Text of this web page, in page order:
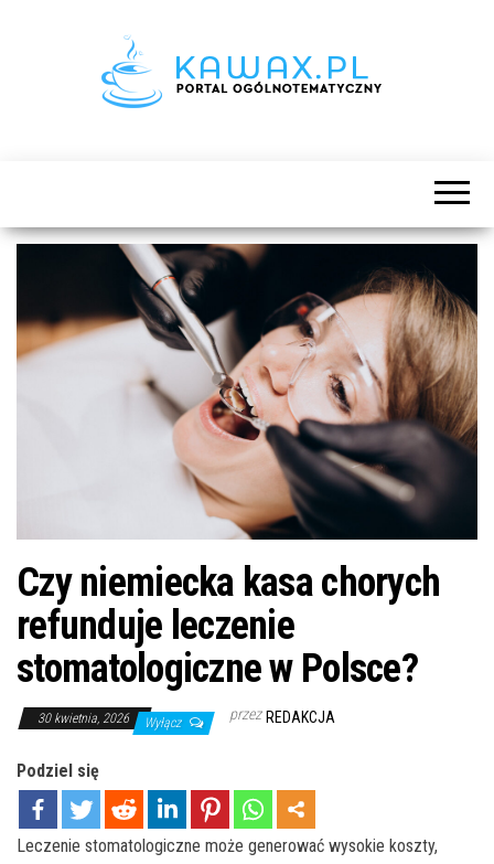
Czy niemiecka kasa chorych
refunduje leczenie
stomatologiczne w Polsce?
30 kwietnia, 2026 Wyłącz przez REDAKCJA
Podziel się
Leczenie stomatologiczne może generować wysokie koszty,